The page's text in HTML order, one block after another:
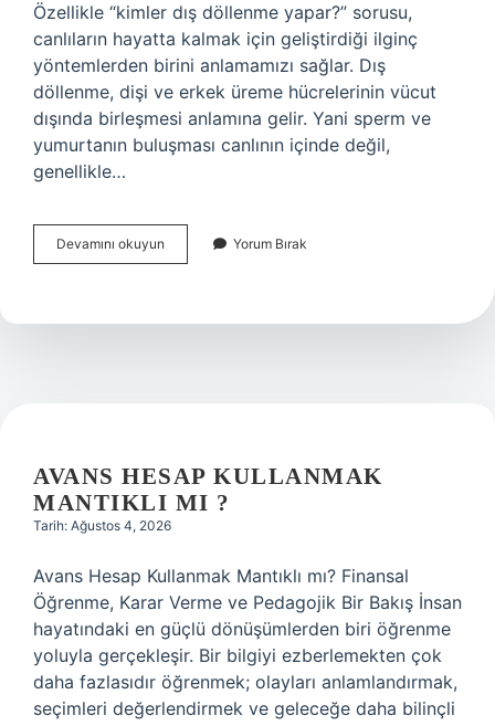
Özellikle “kimler dış döllenme yapar?” sorusu,
canlıların hayatta kalmak için geliştirdiği ilginç
yöntemlerden birini anlamamızı sağlar. Dış
döllenme, dişi ve erkek üreme hücrelerinin vücut
dışında birleşmesi anlamına gelir. Yani sperm ve
yumurtanın buluşması canlının içinde değil,
genellikle…
Devamını okuyun
dış
?
Yorum Bırak
AVANS HESAP KULLANMAK
MANTIKLI MI ?
Tarih: Ağustos 4, 2026
Avans Hesap Kullanmak Mantıklı mı? Finansal
Öğrenme, Karar Verme ve Pedagojik Bir Bakış İnsan
hayatındaki en güçlü dönüşümlerden biri öğrenme
yoluyla gerçekleşir. Bir bilgiyi ezberlemekten çok
daha fazlasıdır öğrenmek; olayları anlamlandırmak,
seçimleri değerlendirmek ve geleceğe daha bilinçli